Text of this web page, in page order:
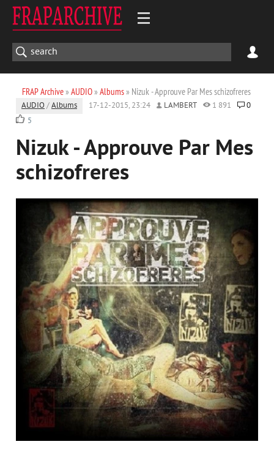
FRAP Archive» AUDIO» Albums» Nizuk - Approuve Par Mes schizofreres
AUDIO /Albums 17-12-2015, 23:24 LAMBERT 1 891
0
5
Nizuk - Approuve Par Mes
schizofreres